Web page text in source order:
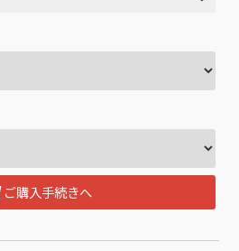
ご購入手続きへ